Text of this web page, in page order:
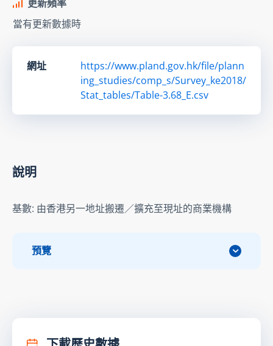
更新頻率
當有更新數據時
網址
https://www.pland.gov.hk/file/plann
ing_studies/comp_s/Survey_ke2018/
Stat_tables/Table-3.68_E.csv
說明
基數: 由香港另一地址搬遷／擴充至現址的商業機構
預覽